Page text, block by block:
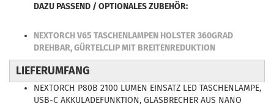
DAZU PASSEND / OPTIONALES ZUBEHÖR:
NEXTORCH V65 TASCHENLAMPEN HOLSTER 360GRAD
DREHBAR, GÜRTELCLIP MIT BREITENREDUKTION
LIEFERUMFANG
NEXTORCH P80B 2100 LUMEN EINSATZ LED TASCHENLAMPE,
USB-C AKKULADEFUNKTION, GLASBRECHER AUS NANO